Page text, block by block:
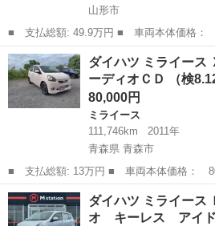
山形市
■ 支払総額: 49.9万円 ■ 車両本体価格： 393,000 円 ■ メーカー
名： ダイハツ ■ 車種名： ミライー
オーデイオ ＥＴＣ 禁煙車 キーレス 電
ングストップ...
山形 山形市 ミライース
ダイハツ ミライー
ーディオＣＤ （検8.12
80,000円
ミライース
111,746km
2011年
青森県 青森市
■ 支払総額: 13万円 ■ 車両本体価格： 80,000 円 ■ メーカー
名： ダイハツ ■ 車種名： ミライー
ＡＴ４ＷＤ純正オーディオＣＤ ■ 排気
5D ■...
青森 青森市 ミライース
ダイハツ ミライー
オ キーレス アイ